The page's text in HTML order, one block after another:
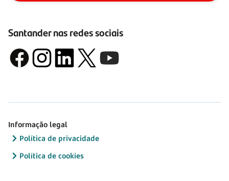
Santander nas redes sociais
Informação legal
Política de privacidade
Política de cookies